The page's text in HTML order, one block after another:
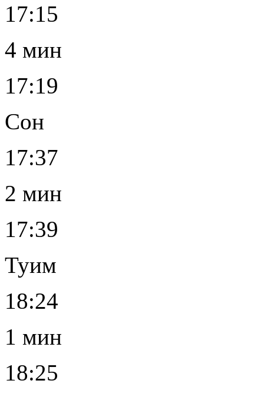
17:15
4 мин
17:19
Сон
17:37
2 мин
17:39
Туим
18:24
1 мин
18:25